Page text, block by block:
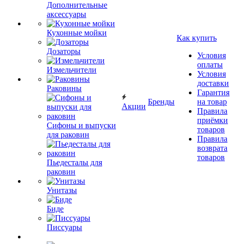
Дополнительные
аксессуары
Кухонные мойки
Дозаторы
Измельчители
Раковины
Сифоны и выпуски
для раковин
Пьедесталы для
раковин
Унитазы
Биде
Писсуары
Акции
Бренды
Как купить
Условия
оплаты
Условия
доставки
Гарантия
на товар
Правила
приёмки
товаров
Правила
возврата
товаров